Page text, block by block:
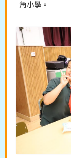
角小學。